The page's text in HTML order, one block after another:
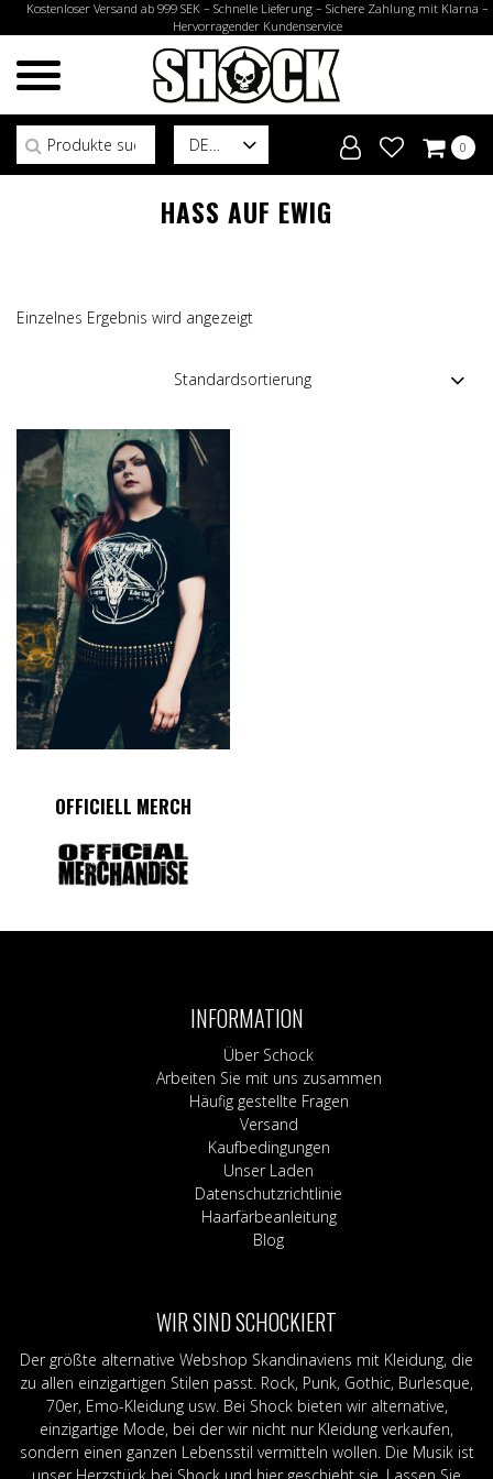
Kostenloser Versand ab 999 SEK – Schnelle Lieferung – Sichere Zahlung mit Klarna –
Hervorragender Kundenservice
DE
Suchen nach:
0
HASS AUF EWIG
Einzelnes Ergebnis wird angezeigt
OFFICIELL MERCH
INFORMATION
Über Schock
Arbeiten Sie mit uns zusammen
Häufig gestellte Fragen
Versand
Kaufbedingungen
Unser Laden
Datenschutzrichtlinie
Haarfärbeanleitung
Blog
WIR SIND SCHOCKIERT
Der größte alternative Webshop Skandinaviens mit Kleidung, die
zu allen einzigartigen Stilen passt. Rock, Punk, Gothic, Burlesque,
70er, Emo-Kleidung usw. Bei Shock bieten wir alternative,
einzigartige Mode, bei der wir nicht nur Kleidung verkaufen,
sondern einen ganzen Lebensstil vermitteln wollen. Die Musik ist
unser Herzstück bei Shock und hier geschieht sie. Lassen Sie